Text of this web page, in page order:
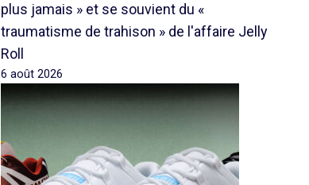
plus jamais » et se souvient du «
traumatisme de trahison » de l'affaire Jelly
Roll
6 août 2026